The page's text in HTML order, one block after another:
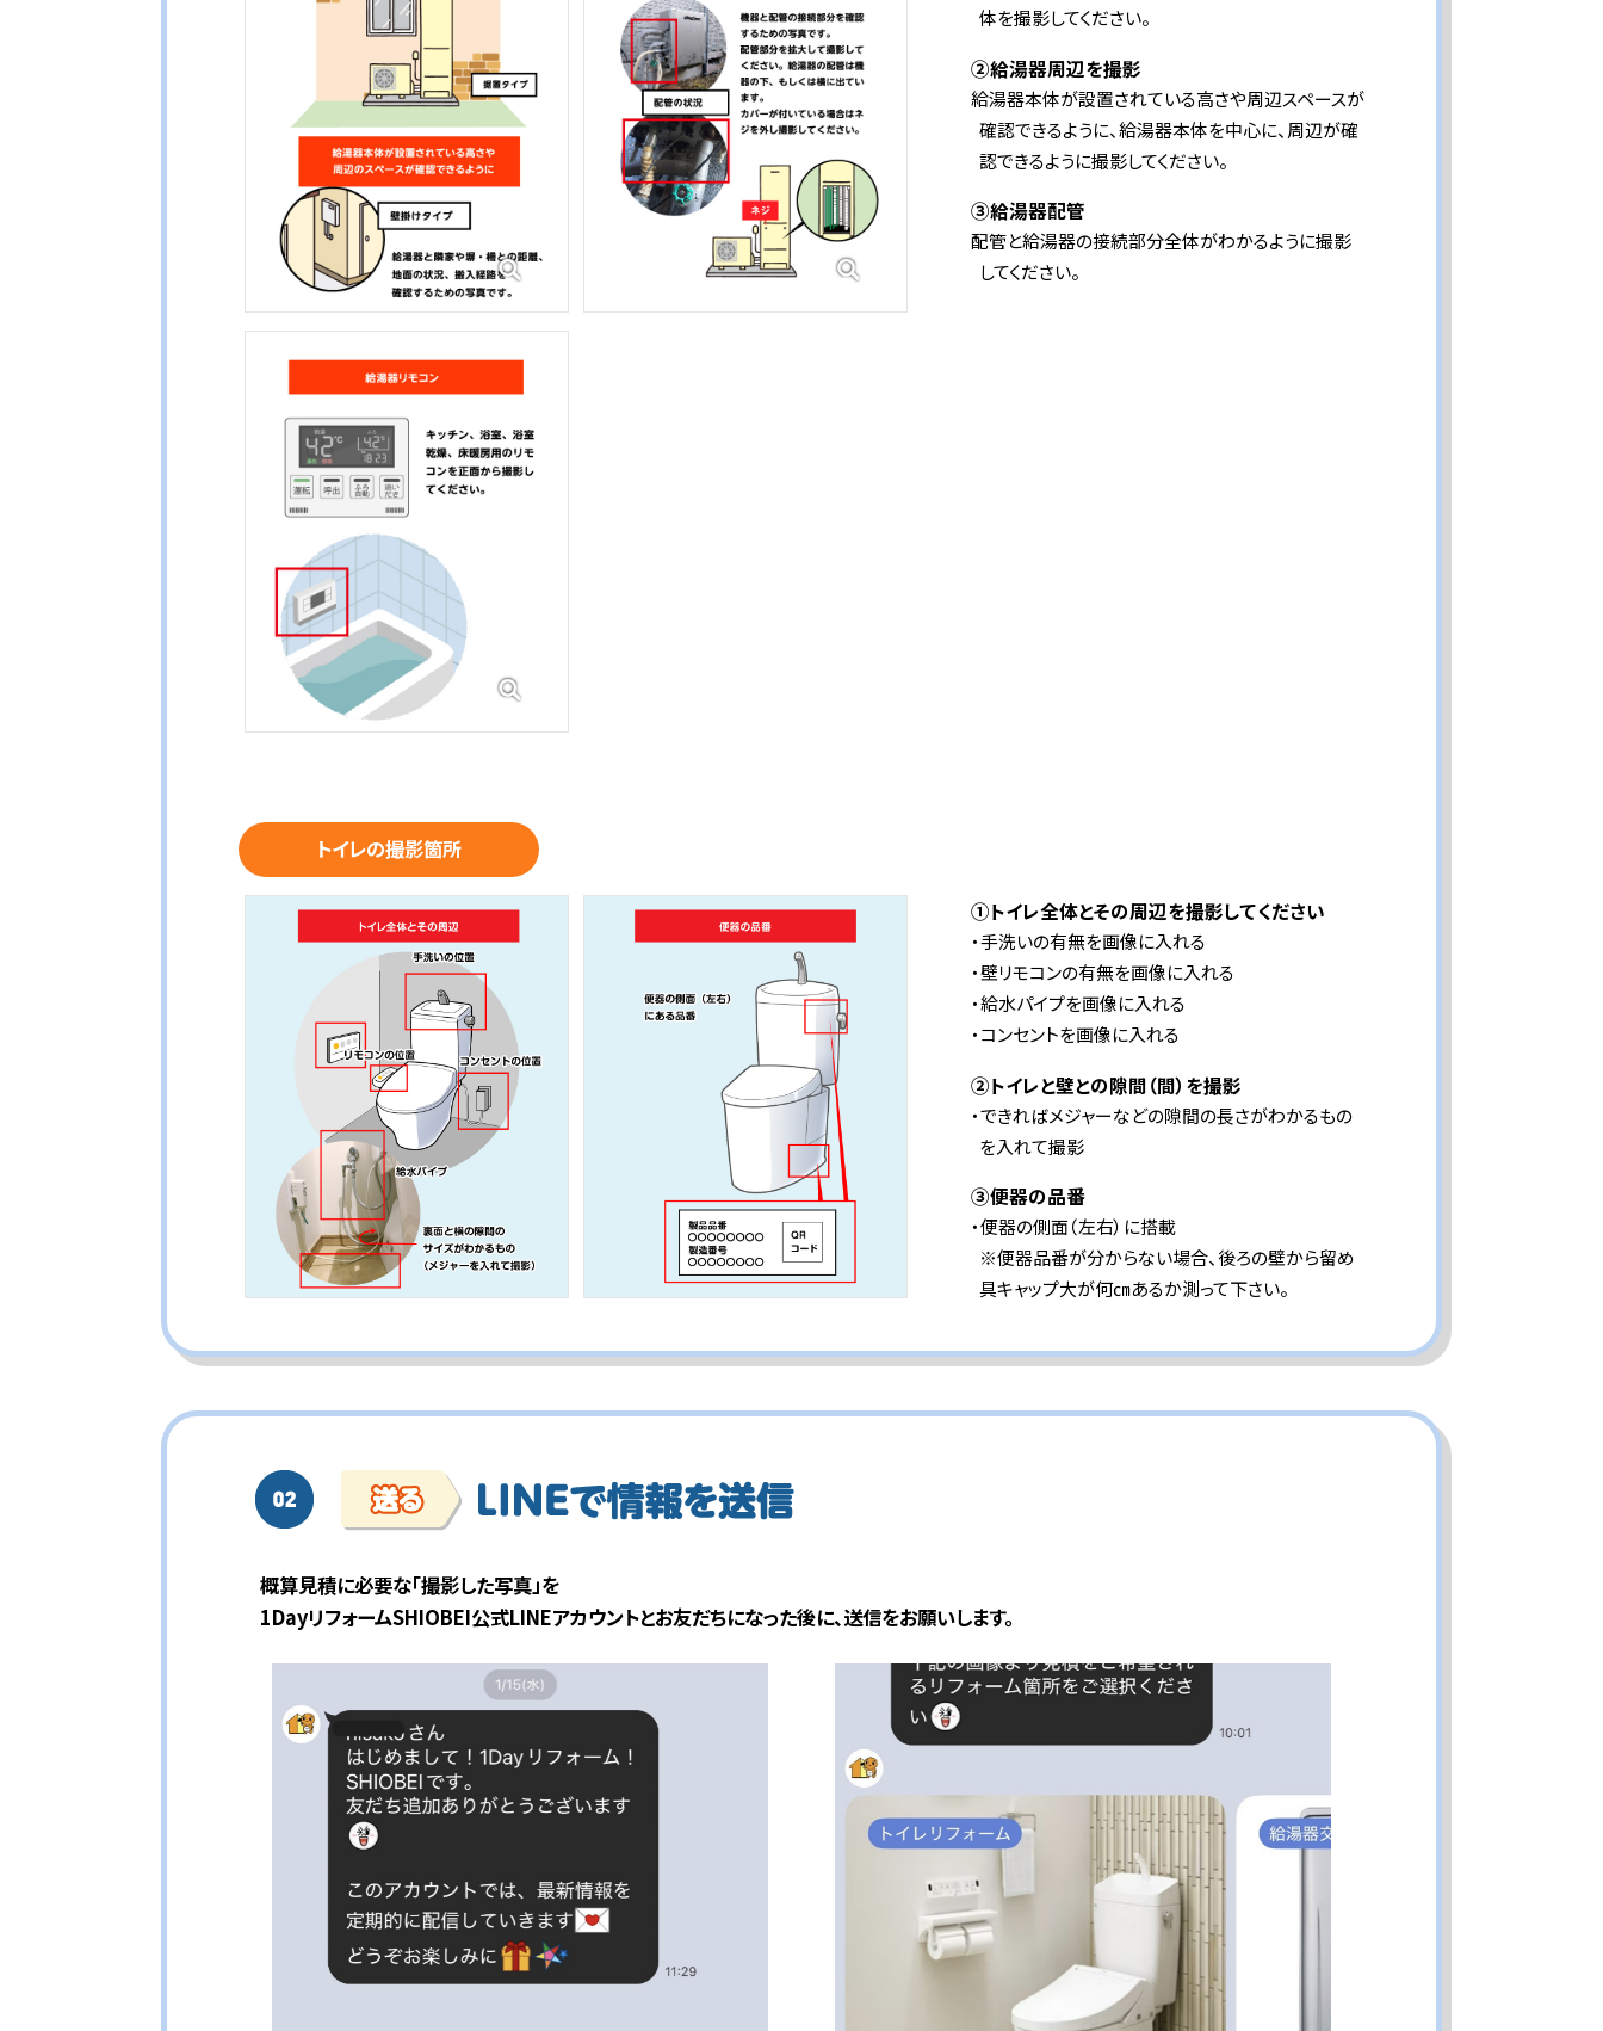
体を撮影してください。
②給湯器周辺を撮影
給湯器本体が設置されている高さや周辺スペースが
確認できるように、給湯器本体を中心に、周辺が確
認できるように撮影してください。
③給湯器配管
配管と給湯器の接続部分全体がわかるように撮影
してください。
トイレの撮影箇所
①トイレ全体とその周辺を撮影してください
・手洗いの有無を画像に入れる
・壁リモコンの有無を画像に入れる
・給水パイプを画像に入れる
・コンセントを画像に入れる
②トイレと壁との隙間（間）を撮影
・できればメジャーなどの隙間の長さがわかるもの
を入れて撮影
③便器の品番
・便器の側面（左右）に搭載
※便器品番が分からない場合、後ろの壁から留め
具キャップ大が何㎝あるか測って下さい。
概算見積に必要な「撮影した写真」を
1DayリフォームSHIOBEI公式LINEアカウントとお友だちになった後に、送信をお願いします。